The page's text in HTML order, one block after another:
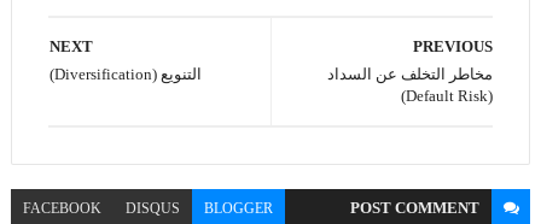
NEXT
التنويع (Diversification)
PREVIOUS
مخاطر التخلف عن السداد
(Default Risk)
POSTCOMMENT
BLOGGER
DISQUS
FACEBOOK